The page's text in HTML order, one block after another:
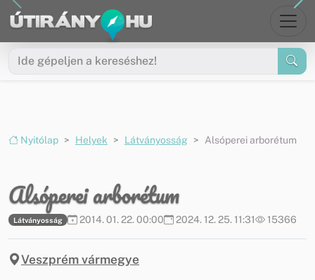
Ugrás a menüre
Ugrás a tartalomra
Nyitólap Helyek Látványosság Alsóperei arborétum
Alsóperei arborétum
Látványosság 2014. 01. 22. 00:00 2024. 12. 25. 11:31 15366
Veszprém vármegye